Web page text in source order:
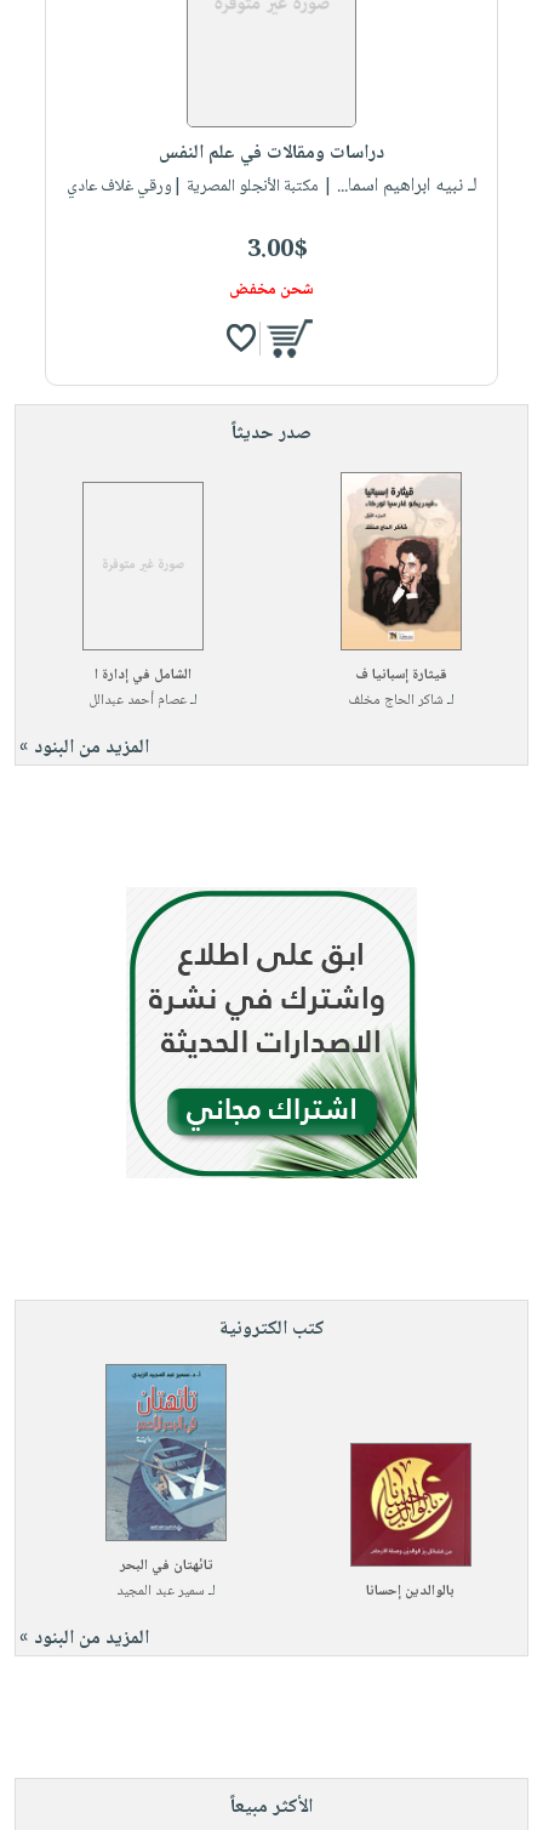
دراسات ومقالات في علم النفس
لـ نبيه ابراهيم اسما... | مكتبة الأنجلو المصرية |ورقي غلاف عادي
3.00$
شحن مخفض
صدر حديثاً
قيثارة إسبانيا ف
لـشاكر الحاج مخلف
الشامل في إدارة ا
لـعصام أحمد عبدالل
المزيد من البنود »
كتب الكترونية
بالوالدين إحسانا
تائهتان في البحر
لـسمير عبد المجيد
المزيد من البنود »
الأكثر مبيعاً